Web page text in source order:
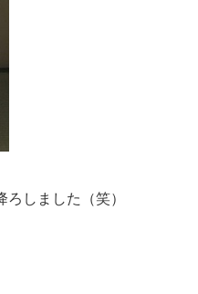
しました（笑）